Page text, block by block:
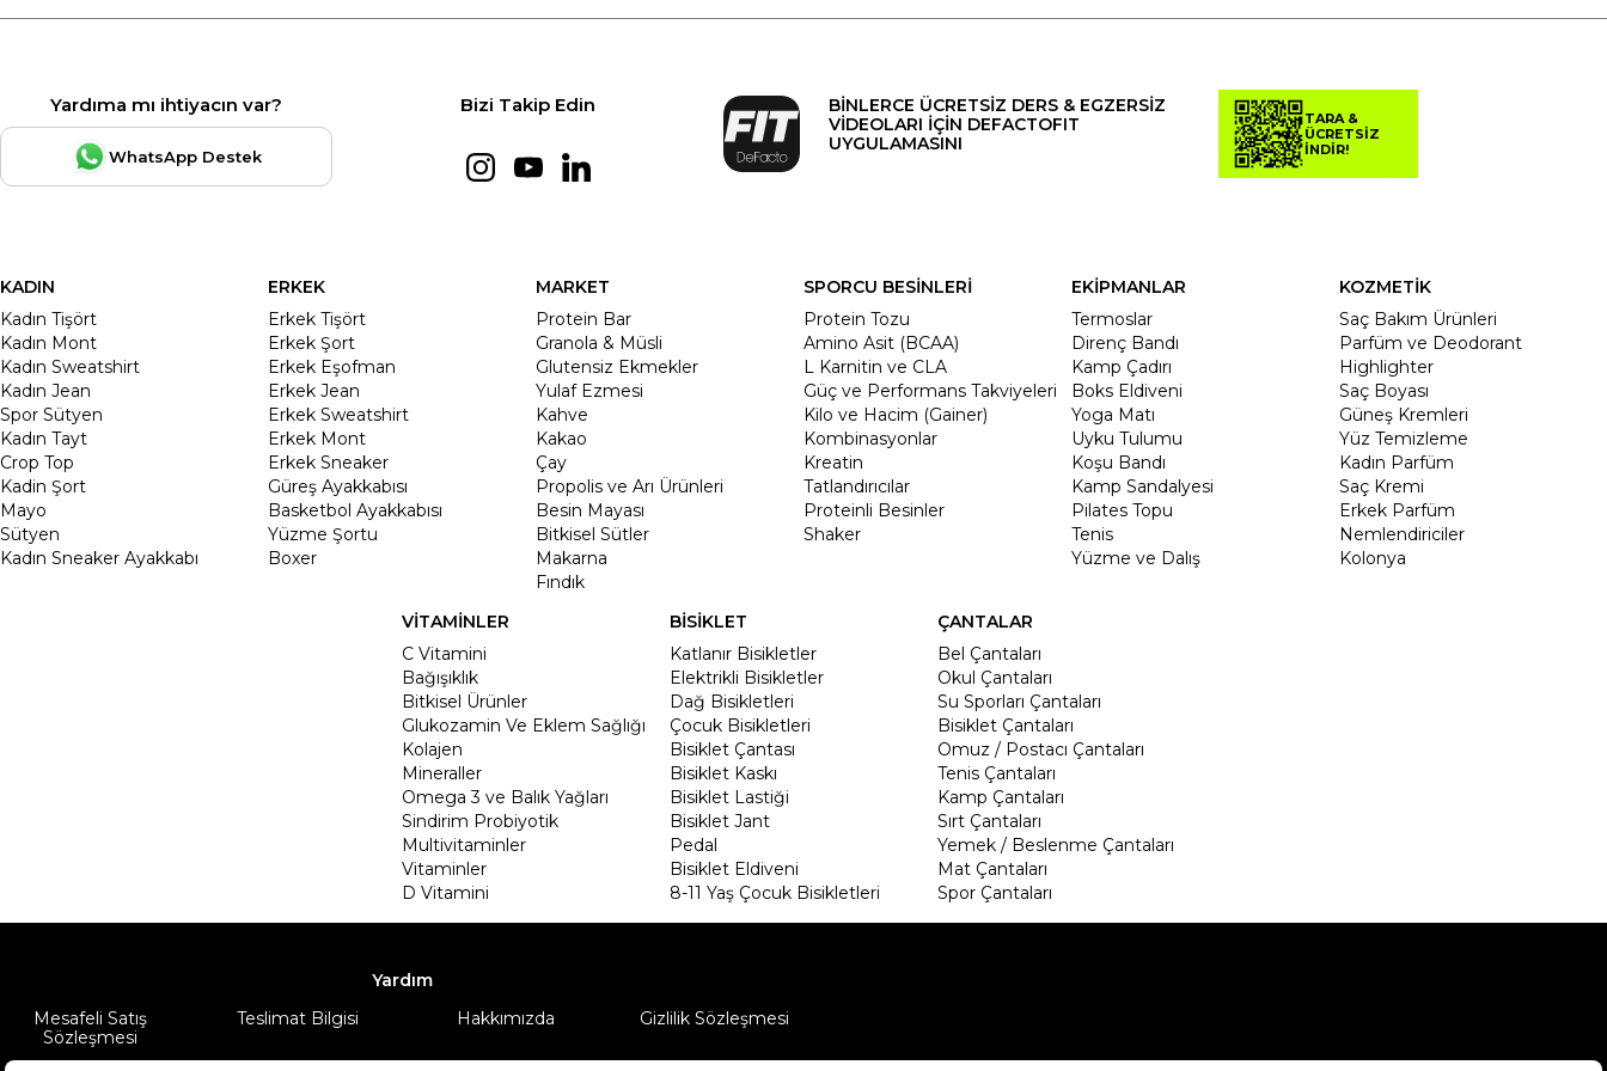
Yardıma mı ihtiyacın var?
WhatsApp Destek
Bizi Takip Edin
BİNLERCE ÜCRETSİZ DERS & EGZERSİZ
VİDEOLARI İÇİN DEFACTOFIT
UYGULAMASINI
TARA &
ÜCRETSİZ
İNDİR!
KADIN
Kadın Tişört
Kadın Mont
Kadın Sweatshirt
Kadın Jean
Spor Sütyen
Kadın Tayt
Crop Top
Kadin Şort
Mayo
Sütyen
Kadın Sneaker Ayakkabı
ERKEK
Erkek Tişört
Erkek Şort
Erkek Eşofman
Erkek Jean
Erkek Sweatshirt
Erkek Mont
Erkek Sneaker
Güreş Ayakkabısı
Basketbol Ayakkabısı
Yüzme Şortu
Boxer
MARKET
Protein Bar
Granola & Müsli
Glutensiz Ekmekler
Yulaf Ezmesi
Kahve
Kakao
Çay
Propolis ve Arı Ürünleri
Besin Mayası
Bitkisel Sütler
Makarna
Fındık
SPORCU BESİNLERİ
Protein Tozu
Amino Asit (BCAA)
L Karnitin ve CLA
Güç ve Performans Takviyeleri
Kilo ve Hacim (Gainer)
Kombinasyonlar
Kreatin
Tatlandırıcılar
Proteinli Besinler
Shaker
EKİPMANLAR
Termoslar
Direnç Bandı
Kamp Çadırı
Boks Eldiveni
Yoga Matı
Uyku Tulumu
Koşu Bandı
Kamp Sandalyesi
Pilates Topu
Tenis
Yüzme ve Dalış
KOZMETİK
Saç Bakım Ürünleri
Parfüm ve Deodorant
Highlighter
Saç Boyası
Güneş Kremleri
Yüz Temizleme
Kadın Parfüm
Saç Kremi
Erkek Parfüm
Nemlendiriciler
Kolonya
VİTAMİNLER
C Vitamini
Bağışıklık
Bitkisel Ürünler
Glukozamin Ve Eklem Sağlığı
Kolajen
Mineraller
Omega 3 ve Balık Yağları
Sindirim Probiyotik
Multivitaminler
Vitaminler
D Vitamini
BİSİKLET
Katlanır Bisikletler
Elektrikli Bisikletler
Dağ Bisikletleri
Çocuk Bisikletleri
Bisiklet Çantası
Bisiklet Kaskı
Bisiklet Lastiği
Bisiklet Jant
Pedal
Bisiklet Eldiveni
8-11 Yaş Çocuk Bisikletleri
ÇANTALAR
Bel Çantaları
Okul Çantaları
Su Sporları Çantaları
Bisiklet Çantaları
Omuz / Postacı Çantaları
Tenis Çantaları
Kamp Çantaları
Sırt Çantaları
Yemek / Beslenme Çantaları
Mat Çantaları
Spor Çantaları
Yardım
Mesafeli Satış
Sözleşmesi
Teslimat Bilgisi Hakkımızda Gizlilik Sözleşmesi